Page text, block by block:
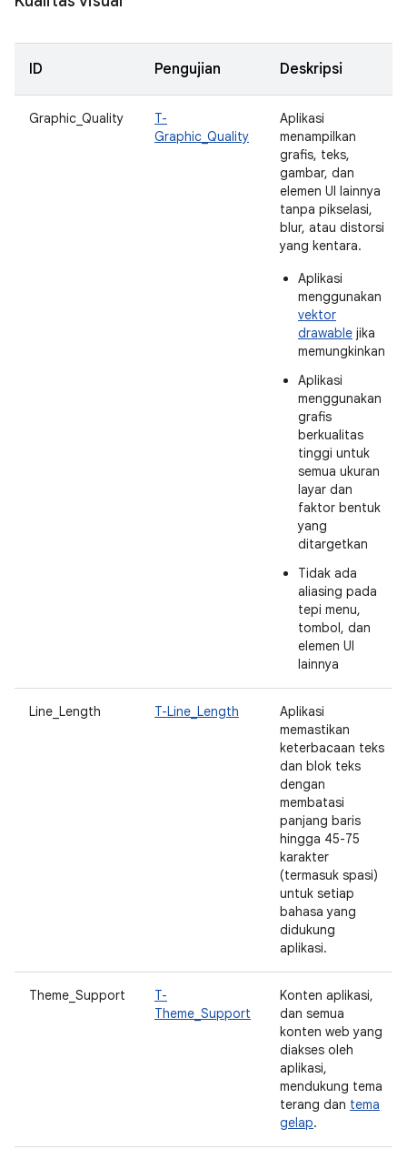
ID Pengujian Deskripsi
Graphic_Quality
T-
Graphic_Quality
Aplikasi
menampilkan
grafis, teks,
gambar, dan
elemen UI lainnya
tanpa pikselasi,
blur, atau distorsi
yang kentara.
Aplikasi
menggunakan
vektor
drawable jika
memungkinkan
Aplikasi
menggunakan
grafis
berkualitas
tinggi untuk
semua ukuran
layar dan
faktor bentuk
yang
ditargetkan
Tidak ada
aliasing pada
tepi menu,
tombol, dan
elemen UI
lainnya
Line_Length T-Line_Length
Aplikasi
memastikan
keterbacaan teks
dan blok teks
dengan
membatasi
panjang baris
hingga 45-75
karakter
(termasuk spasi)
untuk setiap
bahasa yang
didukung
aplikasi.
Theme_Support
T-
Theme_Support
Konten aplikasi,
dan semua
konten web yang
diakses oleh
aplikasi,
mendukung tema
terang dan tema
gelap.